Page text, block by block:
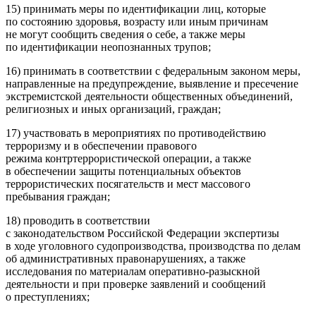
15) принимать меры по идентификации лиц, которые
по состоянию здоровья, возрасту или иным причинам
не могут сообщить сведения о себе, а также меры
по идентификации неопознанных трупов;
16) принимать в соответствии с федеральным законом меры,
направленные на предупреждение, выявление и пресечение
экстремистской деятельности общественных объединений,
религиозных и иных организаций, граждан;
17) участвовать в мероприятиях по противодействию
терроризму и в обеспечении правового
режима контртеррористической операции, а также
в обеспечении защиты потенциальных объектов
террористических посягательств и мест массового
пребывания граждан;
18) проводить в соответствии
с законодательством Российской Федерации экспертизы
в ходе уголовного судопроизводства, производства по делам
об административных правонарушениях, а также
исследования по материалам оперативно-разыскной
деятельности и при проверке заявлений и сообщений
о преступлениях;